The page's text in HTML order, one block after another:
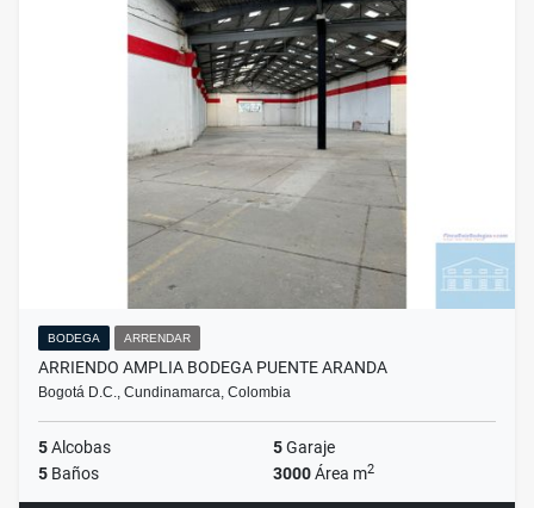
BODEGA ARRENDAR
ARRIENDO AMPLIA BODEGA PUENTE ARANDA
Bogotá D.C., Cundinamarca, Colombia
5Alcobas 5Garaje
5 Baños 3000Área m2